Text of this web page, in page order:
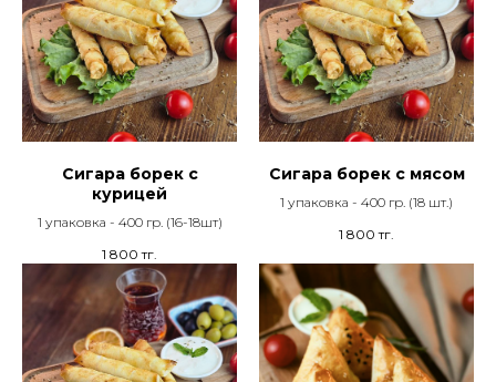
Сигара борек с
курицей
1 упаковка - 400 гр. (16-18шт)
1 800 тг.
Сигара борек с мясом
1 упаковка - 400 гр. (18 шт.)
1 800 тг.